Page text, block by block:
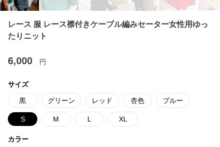
レース 服 レース襟付きケーブル編みセーター女性用ゆっ
たりニット
6,000 円
サイズ
黒 グリーン レッド 杏色 ブルー
S M L XL
カラー